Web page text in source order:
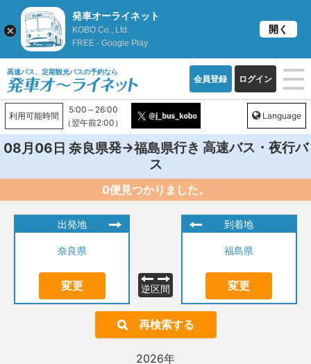
高速バス、定期観光バスの予約なら
会員登録 ログイン
利用可能時間
5:00～26:00
（翌午前2:00）
Language
08月06日 奈良県発→福島県行き 高速バス・夜行バ
ス
0便見つかりました。
出発地
奈良県
変更 逆区間
到着地
福島県
変更
再検索する
2026年
発車オーライネット
KOBO Co., Ltd.
FREE - Google Play
開く